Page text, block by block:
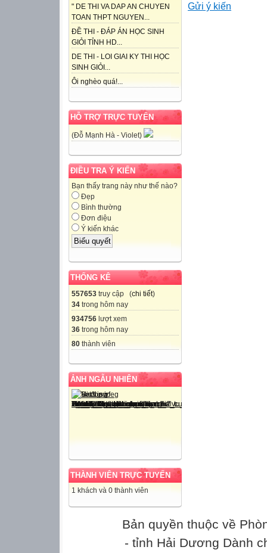
" DE THI VA DAP AN CHUYEN
TOAN THPT NGUYEN...
ĐỀ THI - ĐÁP ÁN HỌC SINH
GIỎI TỈNH HD...
DE THI - LOI GIAI KY THI HỌC
SINH GIỎI...
Ôi nghèo quá!...
HỖ TRỢ TRỰC TUYẾN
(Đỗ Mạnh Hà - Violet)
ĐIỀU TRA Ý KIẾN
Bạn thấy trang này như thế nào?
Đẹp
Bình thường
Đơn điệu
Ý kiến khác
THỐNG KÊ
557653 truy cập (chi tiết)
34 trong hôm nay
934756 lượt xem
36 trong hôm nay
80 thành viên
ẢNH NGẪU NHIÊN
THÀNH VIÊN TRỰC TUYẾN
1 khách và 0 thành viên
cô và theo góp
Gửi ý kiến
Bản quyền thuộc về
- tỉnh Hải Dương Dành